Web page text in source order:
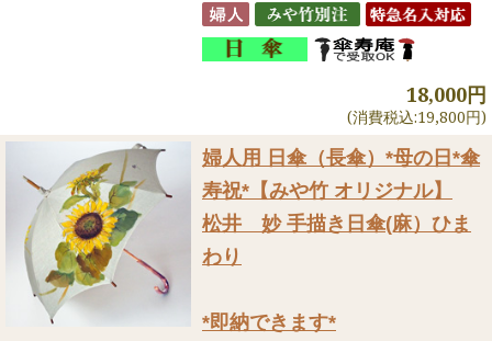
18,000円
(消費税込:19,800円)
婦人用 日傘（長傘） *母の日*傘
寿祝*【みや竹 オリジナル】
松井 妙 手描き日傘(麻）ひま
わり
*即納できます*